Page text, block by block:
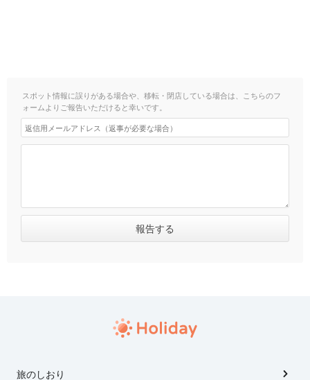
スポット情報に誤りがある場合や、移転・閉店している場合は、こちらのフ
ォームよりご報告いただけると幸いです。
旅のしおり